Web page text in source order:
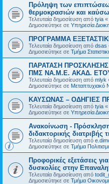
Πρόληψη των
θερμοκρασιών και
Τελευταία δημοσίευση από tyia «
Δημοσιεύτηκε σε Υπηρεσία
ΠΡΟΓΡΑΜΜΑ
Τελευταία δημοσίευση από dsas
Δημοσιεύτηκε σε Τμήμα
ΠΑΡΑΤΑΣΗ
ΠΜΣ ΝΑ.Μ.Ε. ΑΚΑΔ.
Τελευταία δημοσίευση από mlyk
Δημοσιεύτηκε σε
ΚΑΥΣΩΝΑΣ – ΟΔΗΓΙΕΣ
Τελευταία δημοσίευση από tyia «
Δημοσιεύτηκε σε Υπηρεσία
Ανακοίνωση -
διδακτορικής
Τελευταία δημοσίευση από
Δημοσιεύτηκε σε Τμήμα
Προφορικές εξετάσεις
δυσκολίες στην
Τελευταία δημοσίευση από
Δημοσιεύτηκε σε Τμήμα